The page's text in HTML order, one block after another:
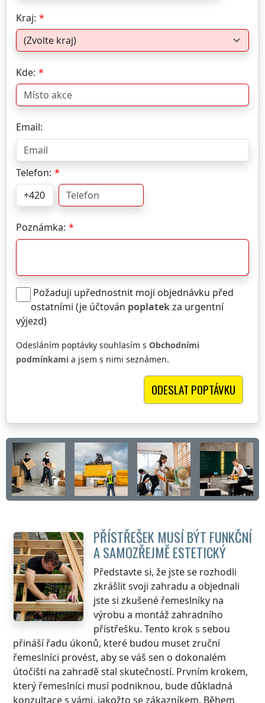
Kraj:
Kde:
Email:
Telefon:
Poznámka:
Požaduji upřednostnit moji objednávku před
ostatními (je účtován poplatekza urgentní
výjezd)
Odesláním poptávky souhlasím s Obchodními
podmínkami a jsem s nimi seznámen.
PŘÍSTŘEŠEK MUSÍ BÝT FUNKČNÍ
A SAMOZŘEJMĚ ESTETICKÝ
Představte si, že jste se rozhodli
zkrášlit svoji zahradu a objednali
jste si zkušené řemeslníky na
výrobu a montáž zahradního
přístřešku. Tento krok s sebou
přináší řadu úkonů, které budou muset zruční
řemeslníci provést, aby se váš sen o dokonalém
útočišti na zahradě stal skutečností. Prvním krokem,
který řemeslníci musí podniknou, bude důkladná
konzultace s vámi, jakožto se zákazníkem. Během